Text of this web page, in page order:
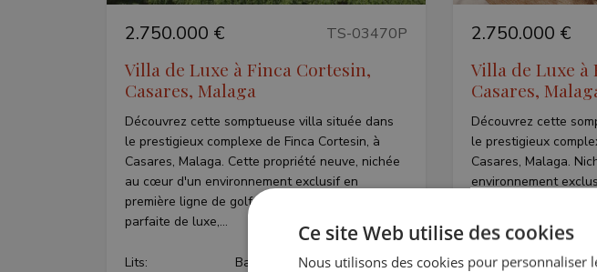
2.750.000 € TS-03470P
Villa de Luxe à Finca Cortesin,
Casares, Malaga
Découvrez cette somptueuse villa située dans
le prestigieux complexe de Finca Cortesin, à
Casares, Malaga. Cette propriété neuve, nichée
au cœur d'un environnement exclusif en
première ligne de golf, offre une combinaison
parfaite de luxe,...
Lits:
Bains:
Tracé:
2.750.000 €
Villa de Luxe à
Casares,
Découvrez cette
le prestigieux
Casares, Malaga.
environnement
et modernité. Avec
Lits:
Ce site Web utilise des cookies
Nous utilisons des cookies pour personnaliser